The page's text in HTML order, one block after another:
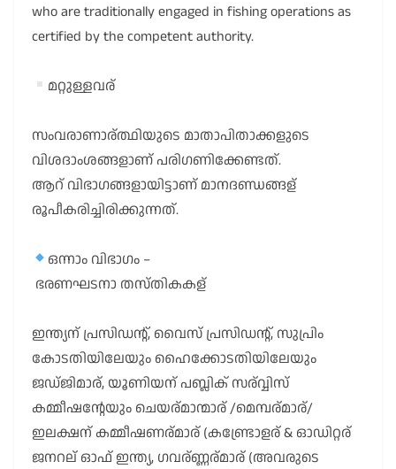
who are traditionally engaged in fishing operations as
certified by the competent authority.
മറ്റുള്ളവര്
സംവരാണാര്ത്ഥിയുടെ മാതാപിതാക്കളുടെ
വിശദാംശങ്ങളാണ് പരിഗണിക്കേണ്ടത്.
ആറ് വിഭാഗങ്ങളായിട്ടാണ് മാനദണ്ഡങ്ങള്
രൂപീകരിച്ചിരിക്കുന്നത്.
ഒന്നാം വിഭാഗം –
ഭരണഘടനാ തസ്തികകള്
ഇന്ത്യന് പ്രസിഡന്റ്, വൈസ് പ്രസിഡന്റ്, സുപ്രിം
കോടതിയിലേയും ഹൈക്കോടതിയിലേയും
ജഡ്ജിമാര്, യൂണിയന് പബ്ലിക് സര്വ്വിസ്
കമ്മീഷന്റേയും ചെയര്മാന്മാര് /മെമ്പര്മാര്/
ഇലക്ഷന് കമ്മീഷണര്മാര് (കണ്ട്രോളര് & ഓഡിറ്റര്
ജനറല് ഓഫ് ഇന്ത്യ, ഗവര്ണ്ണര്മാര് (അവരുടെ